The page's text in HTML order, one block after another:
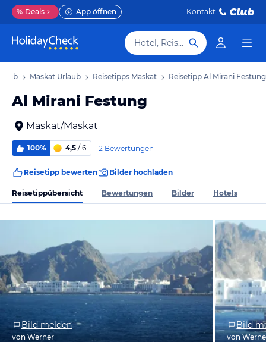
% Deals App öffnen Kontakt
Hotel, Reiseziel
Maskat Urlaub Reisetipps Maskat Reisetipp Al Mirani Festung
Al Mirani Festung
Maskat/Maskat
100% 4,5 / 6 2 Bewertungen
Reisetipp bewerten Bilder hochladen
Reisetippübersicht Bewertungen Bilder Hotels
Bild melden
von Werner
Bild
von